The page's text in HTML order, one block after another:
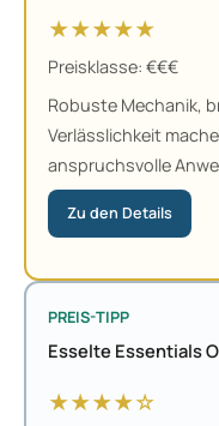
★★★★★
Preisklasse: €€€
Robuste Mechanik,
Verlässlichkeit
anspruchsvolle
Zu den Details
PREIS-TIPP
Esselte Essentials
★★★★☆